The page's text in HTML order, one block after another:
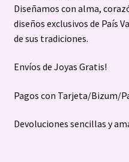
Diseñamos con alma,
diseños exclusivos de País
de sus tradiciones.
Envíos de Joyas Gratis!
Pagos con Tarjeta/Bizum/
Devoluciones sencillas y